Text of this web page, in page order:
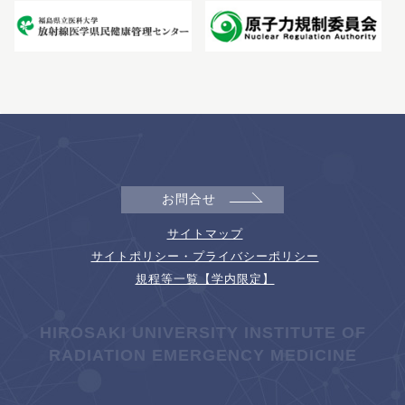
お問合せ
サイトマップ
サイトポリシー・プライバシーポリシー
規程等一覧【学内限定】
HIROSAKI UNIVERSITY INSTITUTE OF
RADIATION EMERGENCY MEDICINE